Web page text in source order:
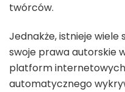
twórców.
Jednakże, istnieje
swoje prawa autorskie
platform
automatycznego